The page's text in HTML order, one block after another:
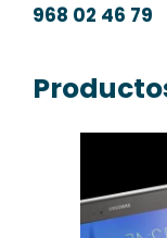
968 02 46 79